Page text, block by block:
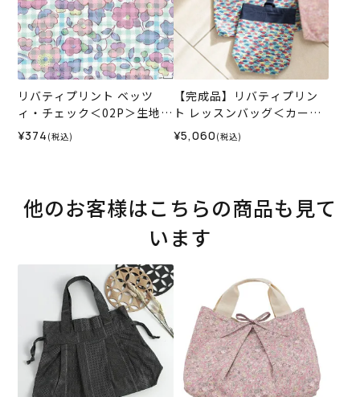
リバティプリント ベッツ
ィ・チェック＜02P＞生地
（ホビーラホビーレオリジ
ナル）2026ES
¥374 (税込)
【完成品】リバティプリン
ト レッスンバッグ＜カーズ
＞
¥5,060 (税込)
他のお客様はこちらの商品も見て
います